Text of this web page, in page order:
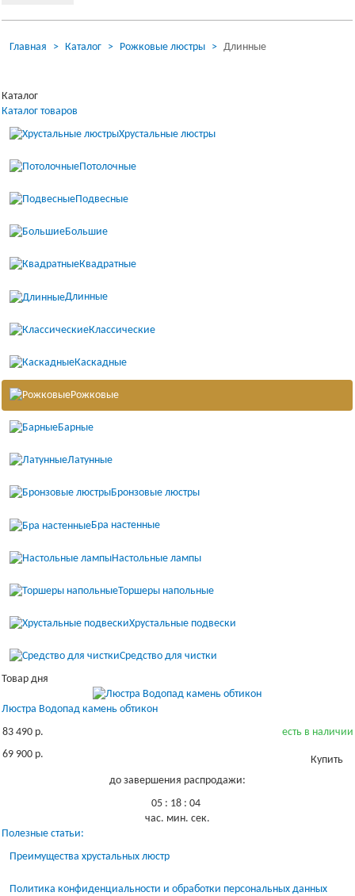
Главная Каталог Рожковые люстры Длинные
Каталог
Каталог товаров
Хрустальные люстры
Потолочные
Подвесные
Большие
Квадратные
Длинные
Классические
Каскадные
Рожковые
Барные
Латунные
Бронзовые люстры
Бра настенные
Настольные лампы
Торшеры напольные
Хрустальные подвески
Средство для чистки
Товар дня
Люстра Водопад камень обтикон
83 490 р.
69 900 р.
есть в наличии
Купить
до завершения распродажи:
05 : 18 : 04
час. мин. сек.
Полезные статьи:
Преимущества хрустальных люстр
Политика конфиденциальности и обработки персональных данных